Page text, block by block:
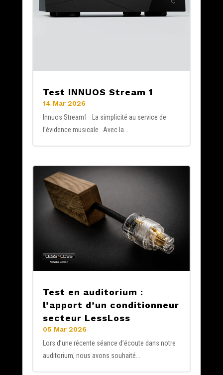
Test INNUOS Stream 1
14 Mar 2026
Innuos Stream1 La simplicité au service de
l’évidence musicale Avec la...
Test en auditorium :
l’apport d’un conditionneur
secteur LessLoss
05 Mar 2026
Lors d’une récente séance d’écoute dans notre
auditorium, nous avons souhaité...